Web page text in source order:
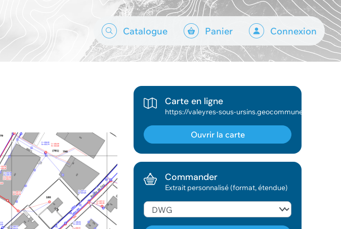
Catalogue Panier Connexion
Carte en ligne
Ouvrir la carte
Commander
Extrait personnalisé (format, étendue)